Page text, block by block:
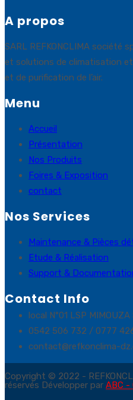
A propos
SARL REFKONCLIMA société
et solutions de climatisation
et de purification de l’air.
Menu
Accueil
Présentation
Nos Produits
Foires & Exposition
contact
Nos Services
Maintenance & Pièces
Etude & Réalisation
Support &
Contact Info
local N°01 LSP MIMOUZA
0542 506 732 / 0777
contact@refkonclima-
Copyright © 2022 -
réservés Développer par ABC -